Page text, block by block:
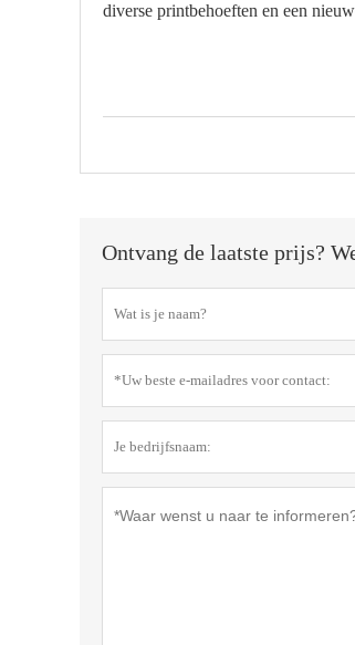
diverse printbehoeften en een
Ontvang de laatste prijs?